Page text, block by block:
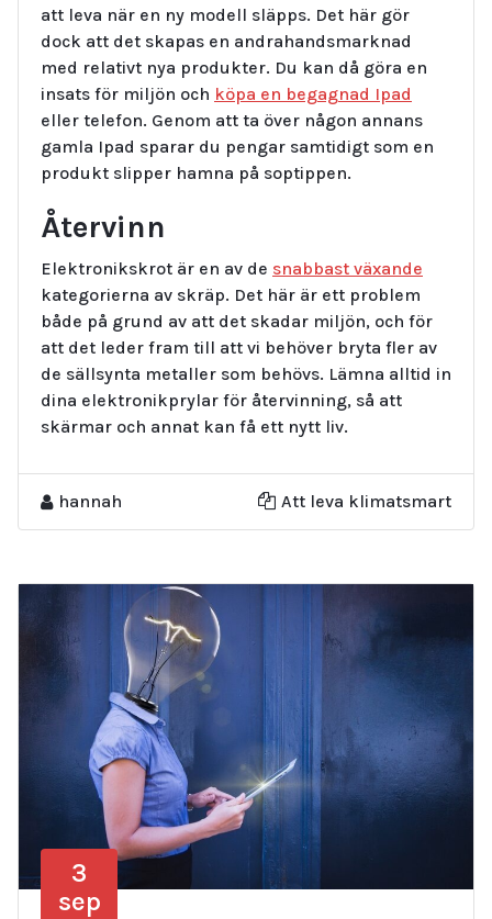
att leva när en ny modell släpps. Det här gör
dock att det skapas en andrahandsmarknad
med relativt nya produkter. Du kan då göra en
insats för miljön och köpa en begagnad Ipad
eller telefon. Genom att ta över någon annans
gamla Ipad sparar du pengar samtidigt som en
produkt slipper hamna på soptippen.
Återvinn
Elektronikskrot är en av de snabbast växande
kategorierna av skräp. Det här är ett problem
både på grund av att det skadar miljön, och för
att det leder fram till att vi behöver bryta fler av
de sällsynta metaller som behövs. Lämna alltid in
dina elektronikprylar för återvinning, så att
skärmar och annat kan få ett nytt liv.
hannah Att leva klimatsmart
3
sep